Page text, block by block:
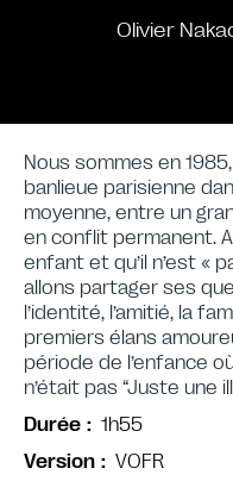
Olivier
Nous sommes en
banlieue parisienne
moyenne, entre un
en conflit permanent.
enfant et qu’il n’est «
allons partager ses
l’identité, l’amitié, la
premiers élans
période de l’enfance
n’était pas “Juste une
Durée
1h55
Version
VOFR